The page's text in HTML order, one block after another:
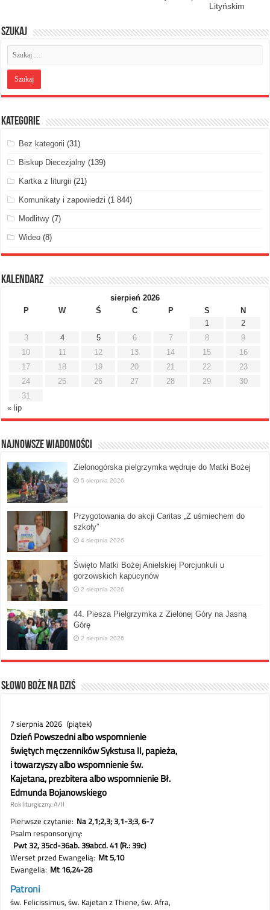
Lityńskim
Szukaj
Kategorie
Bez kategorii (31)
Biskup Diecezjalny (139)
Kartka z liturgii (21)
Komunikaty i zapowiedzi (1 844)
Modlitwy (7)
Wideo (8)
Kalendarz
sierpień 2026
P
W Ś C P S
N
1
2
3
4 5 6 7 8
9
10
11 12 13 14 15
16
17
18 19 20 21 22
23
24
25 26 27 28 29
30
31
« lip
Najnowsze Wiadomości
Zielonogórska pielgrzymka wędruje do Matki Bożej
5 sierpnia 2026
Przygotowania do akcji Caritas „Z uśmiechem do
szkoły”
4 sierpnia 2026
Święto Matki Bożej Anielskiej Porcjunkuli u
gorzowskich kapucynów
2 sierpnia 2026
44. Piesza Pielgrzymka z Zielonej Góry na Jasną
Górę
2 sierpnia 2026
Słowo Boże na dziś